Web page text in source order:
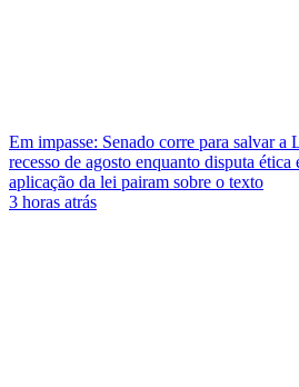
Em impasse: Senado corre para salvar a
recesso de agosto enquanto disputa ética
aplicação da lei pairam sobre o texto
3 horas atrás